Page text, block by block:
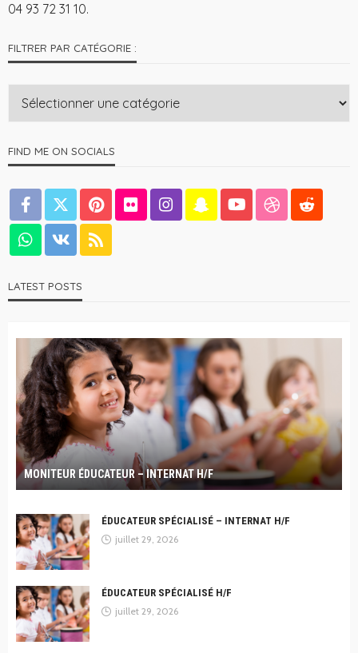
04 93 72 31 10.
FILTRER PAR CATÉGORIE :
FIND ME ON SOCIALS
LATEST POSTS
MONITEUR ÉDUCATEUR – INTERNAT H/F
ÉDUCATEUR SPÉCIALISÉ – INTERNAT H/F
juillet 29, 2026
ÉDUCATEUR SPÉCIALISÉ H/F
juillet 29, 2026